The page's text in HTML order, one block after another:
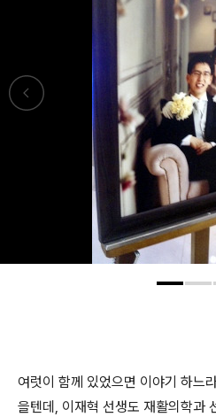
여럿이 함께 있었으면 이야기 하느
을텐데, 이재혁 선생도 재활의학과